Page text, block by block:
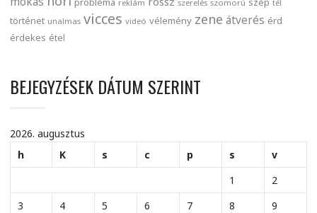
reklám szerelés szomorú tél
történet unalmas vicces videó vélemény zene átverés érd
érdekes étel
BEJEGYZÉSEK DÁTUM SZERINT
2026. augusztus
h
K s c p s
v
1
2
3
4 5 6 7 8
9